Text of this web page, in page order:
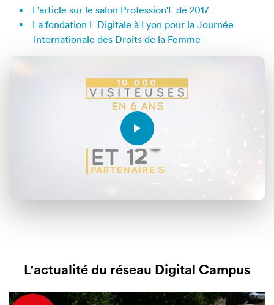
L'article sur le salon Profession'L de 2017
La fondation L Digitale à Lyon pour la Journée
Internationale des Droits de la Femme
L'actualité du réseau Digital Campus